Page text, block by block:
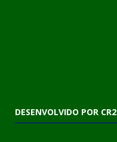
DESENVOLVIDO POR CR2